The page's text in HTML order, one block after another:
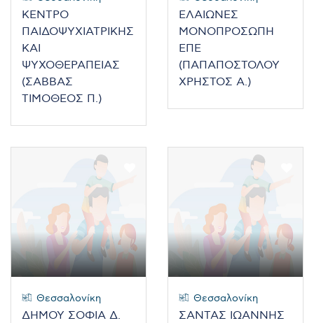
ΚΕΝΤΡΟ
ΠΑΙΔΟΨΥΧΙΑΤΡΙΚΗΣ
ΚΑΙ
ΨΥΧΟΘΕΡΑΠΕΙΑΣ
(ΣΑΒΒΑΣ
ΤΙΜΟΘΕΟΣ Π.)
ΕΛΑΙΩΝΕΣ
ΜΟΝΟΠΡΟΣΩΠΗ
ΕΠΕ
(ΠΑΠΑΠΟΣΤΟΛΟΥ
ΧΡΗΣΤΟΣ Α.)
Θεσσαλονίκη
ΔΗΜΟΥ ΣΟΦΙΑ Δ.
Θεσσαλονίκη
ΣΑΝΤΑΣ ΙΩΑΝΝΗΣ